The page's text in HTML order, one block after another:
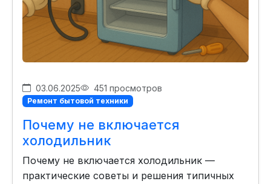
03.06.2025 451 просмотров
Ремонт бытовой техники
Почему не включается
холодильник
Почему не включается холодильник —
практические советы и решения типичных